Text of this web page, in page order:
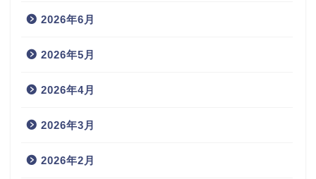
2026年6月
2026年5月
2026年4月
2026年3月
2026年2月